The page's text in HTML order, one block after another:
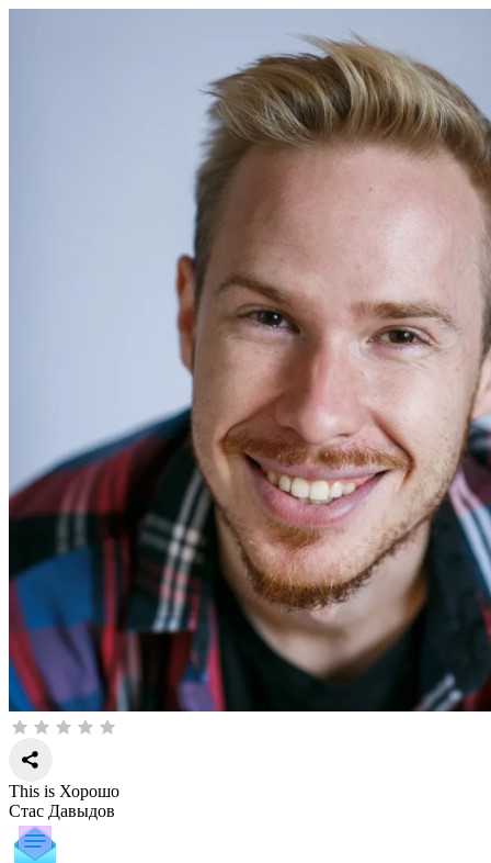
This is Хорошо
Стас Давыдов